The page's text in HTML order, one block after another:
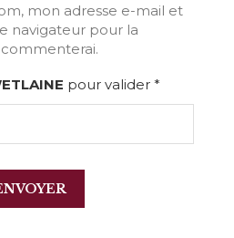
mon adresse e-mail et
navigateur pour la
pour valider *